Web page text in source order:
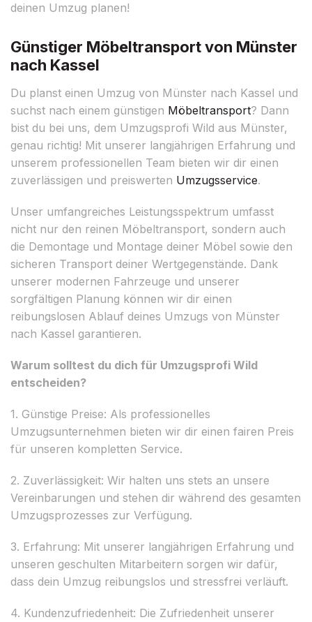
deinen Umzug planen!
Günstiger Möbeltransport von Münster
nach Kassel
Du planst einen Umzug von Münster nach Kassel und
suchst nach einem günstigen Möbeltransport? Dann
bist du bei uns, dem Umzugsprofi Wild aus Münster,
genau richtig! Mit unserer langjährigen Erfahrung und
unserem professionellen Team bieten wir dir einen
zuverlässigen und preiswerten Umzugsservice.
Unser umfangreiches Leistungsspektrum umfasst
nicht nur den reinen Möbeltransport, sondern auch
die Demontage und Montage deiner Möbel sowie den
sicheren Transport deiner Wertgegenstände. Dank
unserer modernen Fahrzeuge und unserer
sorgfältigen Planung können wir dir einen
reibungslosen Ablauf deines Umzugs von Münster
nach Kassel garantieren.
Warum solltest du dich für Umzugsprofi Wild
entscheiden?
1. Günstige Preise: Als professionelles
Umzugsunternehmen bieten wir dir einen fairen Preis
für unseren kompletten Service.
2. Zuverlässigkeit: Wir halten uns stets an unsere
Vereinbarungen und stehen dir während des gesamten
Umzugsprozesses zur Verfügung.
3. Erfahrung: Mit unserer langjährigen Erfahrung und
unseren geschulten Mitarbeitern sorgen wir dafür,
dass dein Umzug reibungslos und stressfrei verläuft.
4. Kundenzufriedenheit: Die Zufriedenheit unserer